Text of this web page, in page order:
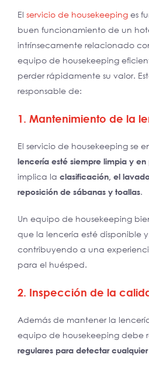
El servicio de housekeeping es
buen funcionamiento de un
intrínsecamente relacionado
equipo de housekeeping
perder rápidamente su valor.
responsable de:
1. Mantenimiento de la
El servicio de housekeeping se
lencería esté siempre limpia y
implica la clasificación, el
reposición de sábanas y toallas.
Un equipo de housekeeping
que la lencería esté disponible
contribuyendo a una
para el huésped.
2. Inspección de la
Además de mantener la
equipo de housekeeping debe
regulares para detectar